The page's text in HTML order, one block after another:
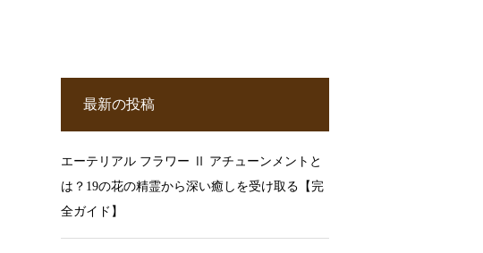
最新の投稿
エーテリアル フラワー Ⅱ アチューンメントと
は？19の花の精霊から深い癒しを受け取る【完
全ガイド】